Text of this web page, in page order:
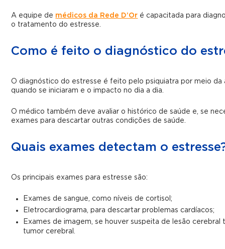
A equipe de médicos da Rede D’Or é capacitada para
o tratamento do estresse.
Como é feito o diagnóstico do
O diagnóstico do estresse é feito pelo psiquiatra por meio da
quando se iniciaram e o impacto no dia a dia.
O médico também deve avaliar o histórico de saúde e, se
exames para descartar outras condições de saúde.
Quais exames detectam o
Os principais exames para estresse são:
Exames de sangue, como níveis de cortisol;
Eletrocardiograma, para descartar problemas cardíacos;
Exames de imagem, se houver suspeita de lesão cerebral
tumor cerebral.